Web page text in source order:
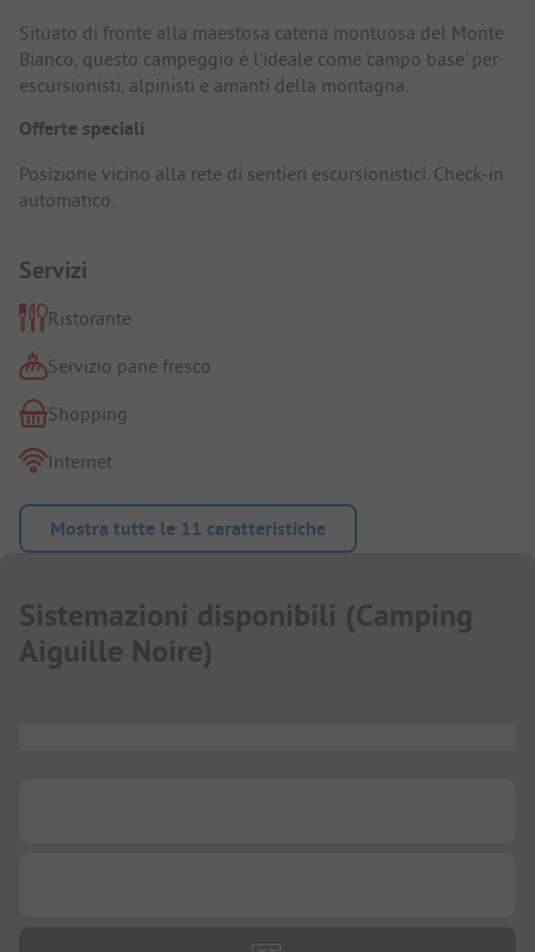
Situato di fronte alla maestosa catena montuosa del Monte
Bianco, questo campeggio è l'ideale come 'campo base' per
escursionisti, alpinisti e amanti della montagna.
Offerte speciali
Posizione vicino alla rete di sentieri escursionistici. Check-in
automatico.
Servizi
Ristorante
Servizio pane fresco
Shopping
Internet
Mostra tutte le 11 caratteristiche
Sistemazioni disponibili (Camping
Aiguille Noire)